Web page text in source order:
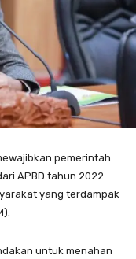
pemerintah
APBD tahun 2022
yang terdampak
untuk menahan